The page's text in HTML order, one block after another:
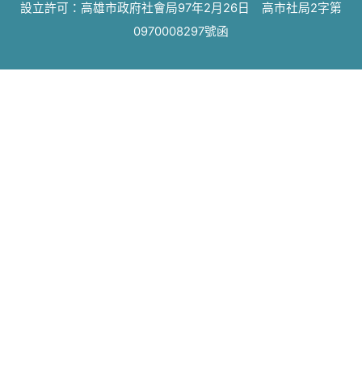
設立許可：高雄市政府社會局97年2月26日 高市社局2字第
0970008297號函